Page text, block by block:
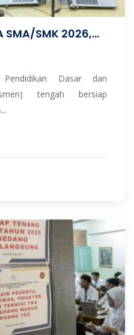
SMK 2026,...
Dasar dan
tengah bersiap